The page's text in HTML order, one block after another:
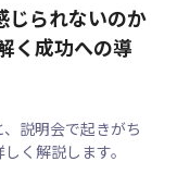
じられないのか
く成功への導
説明会で起きがち
く解説します。